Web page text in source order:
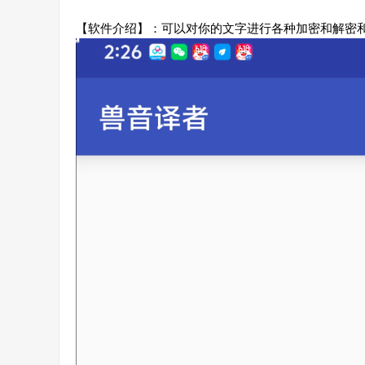
【软件介绍】：可以对你的文字进行各种加密和解密